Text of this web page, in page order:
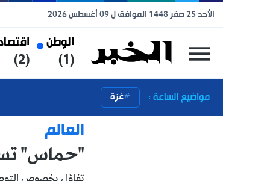
(1)
اقتصاد
(2)
رياضة
(3)
مواضيع الساعة : غزة
"حماس" تسلم